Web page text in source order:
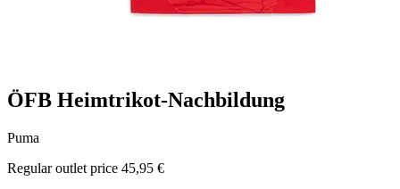
ÖFB Heimtrikot-Nachbildung
Puma
Regular outlet price 45,95 €